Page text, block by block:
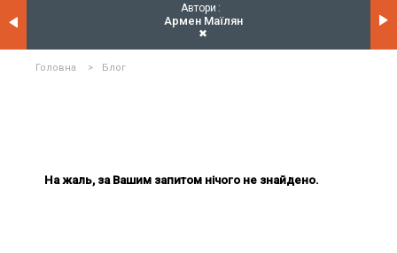
Автори
Армен Маїлян
✖
Головна > Блог
На жаль, за Вашим запитом нічого не знайдено.